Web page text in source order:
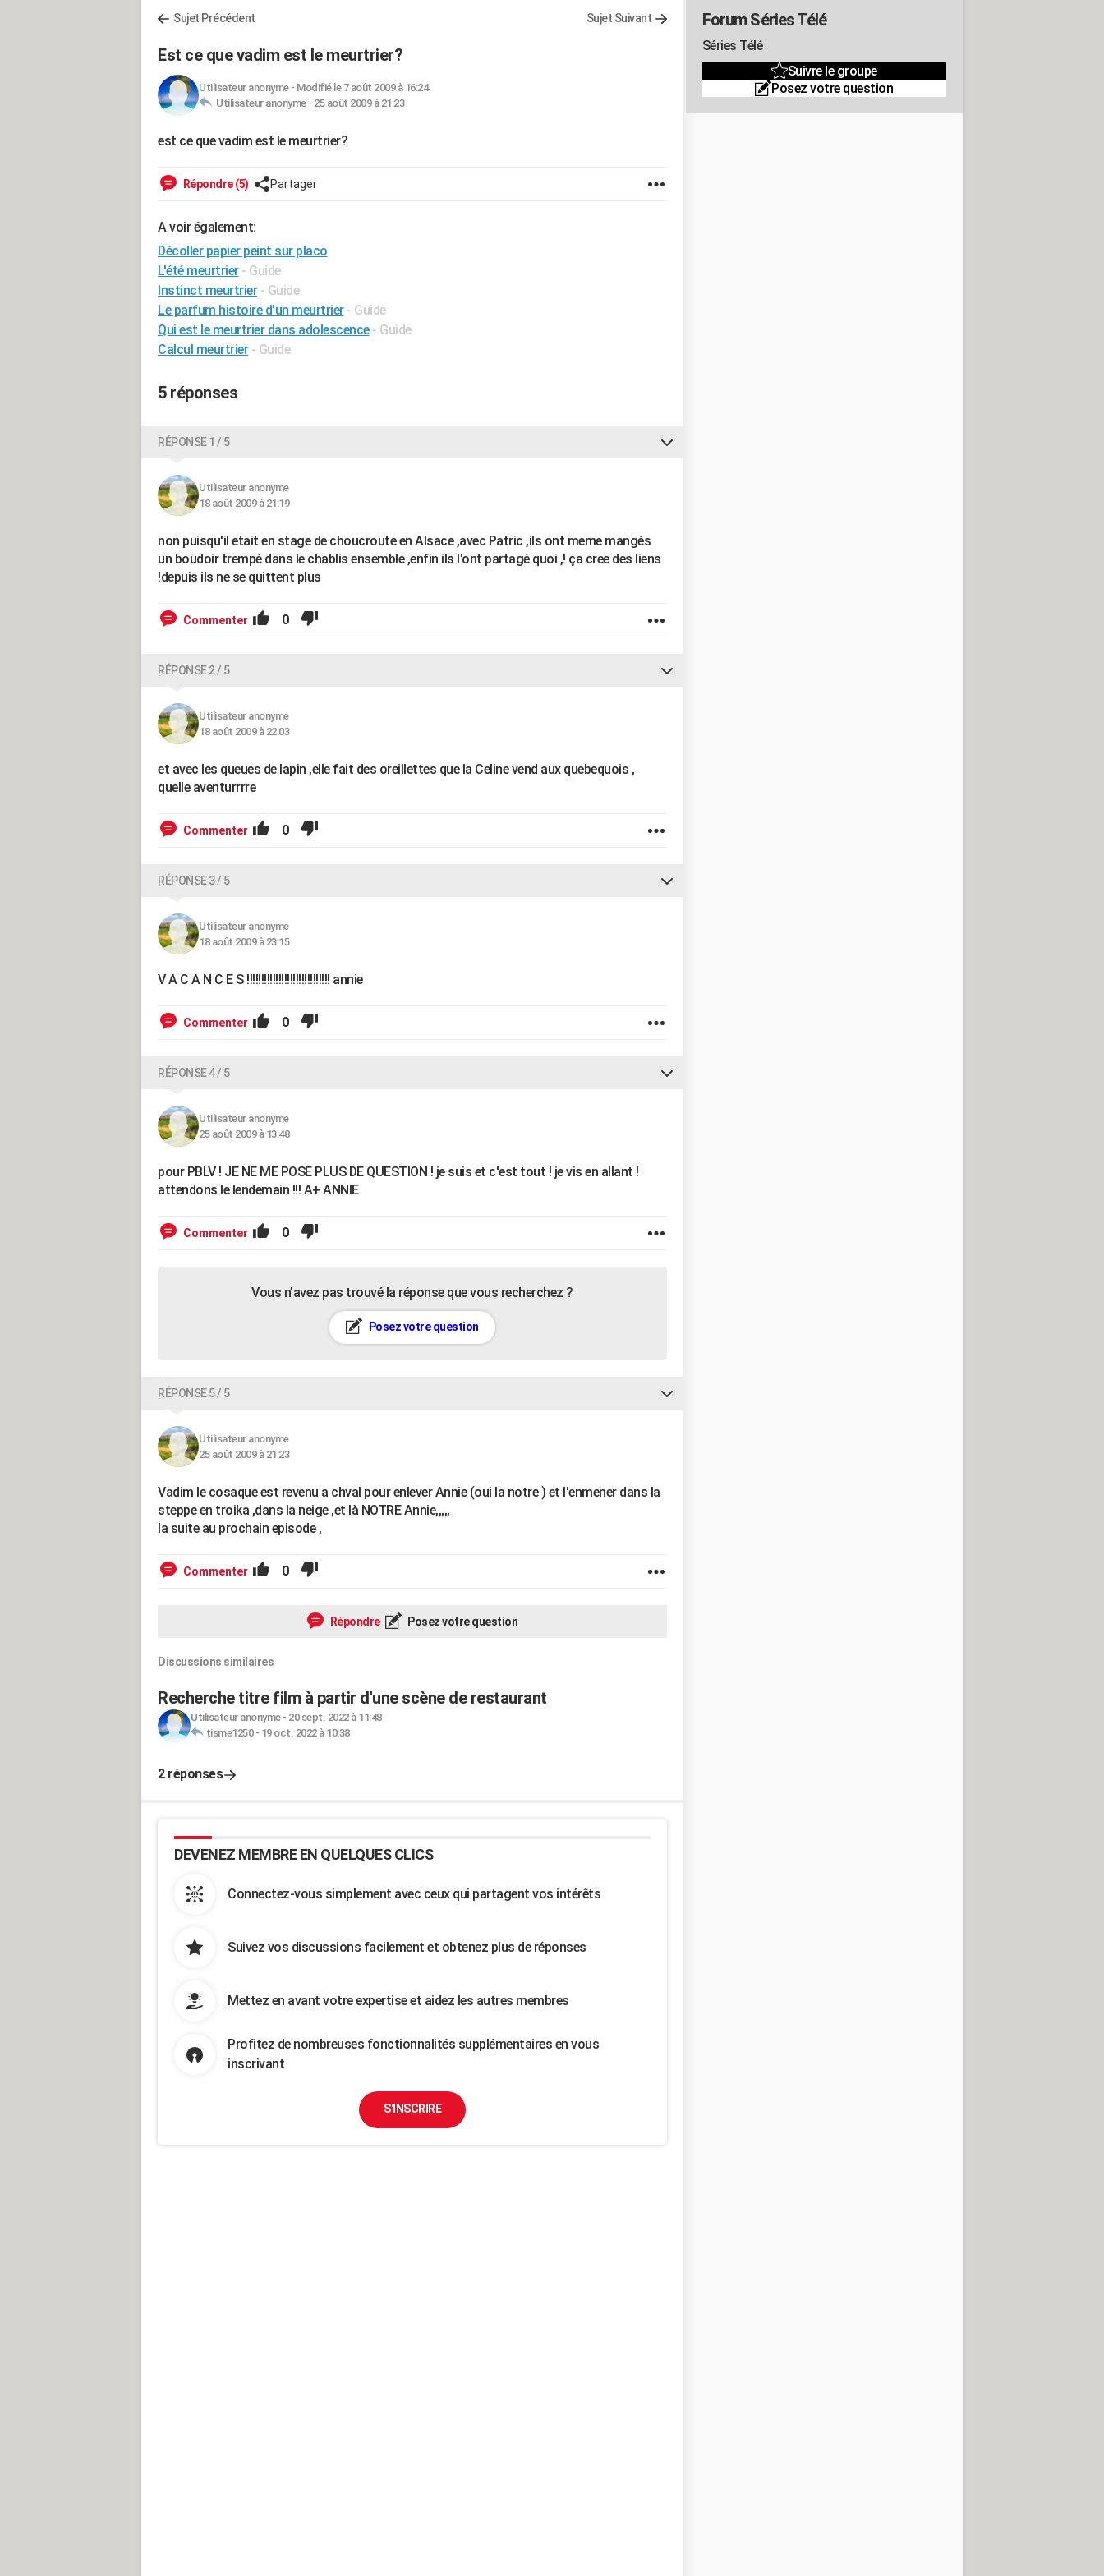
Sujet Précédent Sujet Suivant
Est ce que vadim est le meurtrier?
Utilisateur anonyme- Modifié le 7 août 2009 à 16:24
Utilisateur anonyme - 25 août 2009 à 21:23
est ce que vadim est le meurtrier?
Répondre (5) Partager
A voir également:
Décoller papier peint sur placo
L'été meurtrier - Guide
Instinct meurtrier - Guide
Le parfum histoire d'un meurtrier - Guide
Qui est le meurtrier dans adolescence - Guide
Calcul meurtrier - Guide
5 réponses
RÉPONSE 1 / 5
Utilisateur anonyme
18 août 2009 à 21:19
non puisqu'il etait en stage de choucroute en Alsace ,avec Patric ,ils ont meme mangés
un boudoir trempé dans le chablis ensemble ,enfin ils l'ont partagé quoi ,! ça cree des liens
!depuis ils ne se quittent plus
Commenter 0
RÉPONSE 2 / 5
Utilisateur anonyme
18 août 2009 à 22:03
et avec les queues de lapin ,elle fait des oreillettes que la Celine vend aux quebequois ,
quelle aventurrrre
Commenter 0
RÉPONSE 3 / 5
Utilisateur anonyme
18 août 2009 à 23:15
V A C A N C E S !!!!!!!!!!!!!!!!!!!!!!!!!!!!! annie
Commenter 0
RÉPONSE 4 / 5
Utilisateur anonyme
25 août 2009 à 13:48
pour PBLV ! JE NE ME POSE PLUS DE QUESTION ! je suis et c'est tout ! je vis en allant !
attendons le lendemain !!! A+ ANNIE
Commenter 0
Vous n’avez pas trouvé la réponse que vous recherchez ?
Posez votre question
RÉPONSE 5 / 5
Utilisateur anonyme
25 août 2009 à 21:23
Vadim le cosaque est revenu a chval pour enlever Annie (oui la notre ) et l'enmener dans la
steppe en troika ,dans la neige ,et là NOTRE Annie,,,,,
la suite au prochain episode ,
Commenter 0
Répondre Posez votre question
Discussions similaires
Recherche titre film à partir d'une scène de restaurant
Utilisateur anonyme- 20 sept. 2022 à 11:48
tisme1250- 19 oct. 2022 à 10:38
2 réponses
DEVENEZ MEMBRE EN QUELQUES CLICS
Connectez-vous simplement avec ceux qui partagent vos intérêts
Suivez vos discussions facilement et obtenez plus de réponses
Mettez en avant votre expertise et aidez les autres membres
Profitez de nombreuses fonctionnalités supplémentaires en vous
inscrivant
S'INSCRIRE
Forum Séries Télé
Séries Télé
Suivre le groupe
Posez votre question